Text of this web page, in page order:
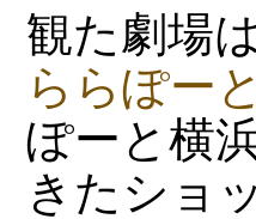
観た劇場
ららぽー
ぽーと横
きたショ